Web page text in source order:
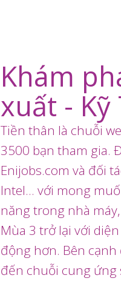
Khám
xuất - Kỹ
Tiền thân là chuỗi
3500 bạn tham gia.
Enijobs.com và đối
Intel... với mong
năng trong nhà
Mùa 3 trở lại với
động hơn. Bên
đến chuỗi cung ứng